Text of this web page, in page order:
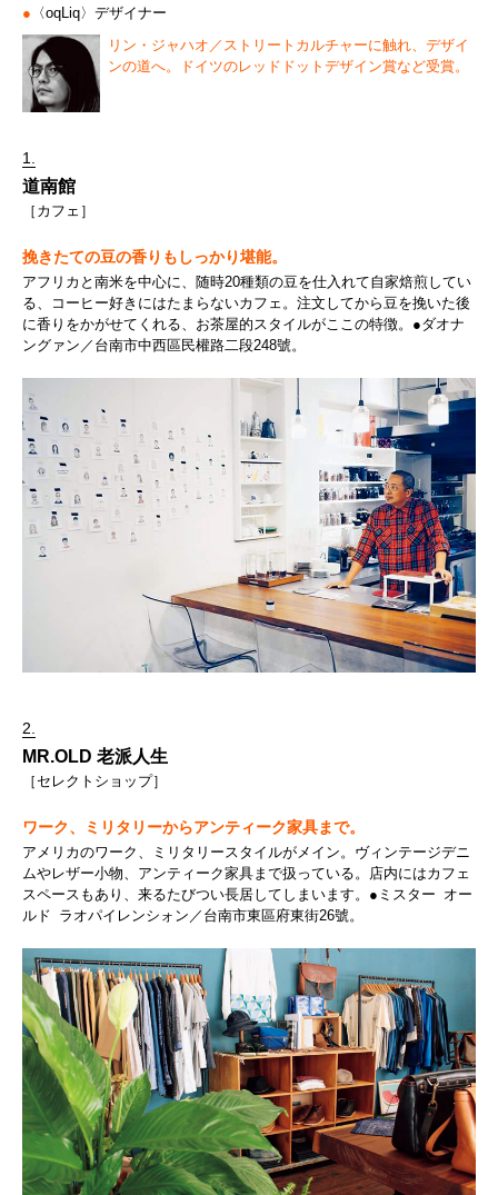
● 〈oqLiq〉デザイナー
リン・ジャハオ／ストリートカルチャーに触れ、デザイ
ンの道へ。ドイツのレッドドットデザイン賞など受賞。
1.
道南館
［カフェ］
挽きたての豆の香りもしっかり堪能。
アフリカと南米を中心に、随時20種類の豆を仕入れて自家焙煎してい
る、コーヒー好きにはたまらないカフェ。注文してから豆を挽いた後
に香りをかがせてくれる、お茶屋的スタイルがここの特徴。●ダオナ
ングァン／台南市中西區民權路二段248號。
2.
MR.OLD 老派人生
［セレクトショップ］
ワーク、ミリタリーからアンティーク家具まで。
アメリカのワーク、ミリタリースタイルがメイン。ヴィンテージデニ
ムやレザー小物、アンティーク家具まで扱っている。店内にはカフェ
スペースもあり、来るたびつい長居してしまいます。●ミスター オー
ルド ラオパイレンシォン／台南市東區府東街26號。